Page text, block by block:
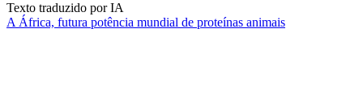
Texto traduzido por IA
A África, futura potência mundial de proteínas animais